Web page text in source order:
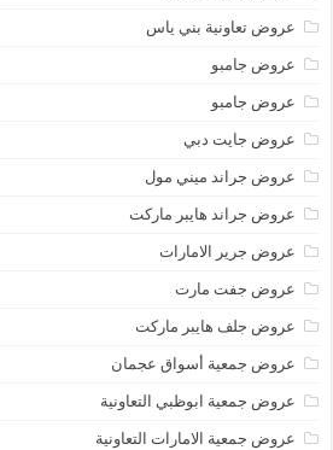
عروض تعاونية بني ياس
عروض جامبو
عروض جامبو
عروض جايت دبي
عروض جراند ميني مول
عروض جراند هايبر ماركت
عروض جرير الامارات
عروض جفت مارت
عروض جلف هايبر ماركت
عروض جمعية أسواق عجمان
عروض جمعية ابوظبي التعاونية
عروض جمعية الامارات التعاونية